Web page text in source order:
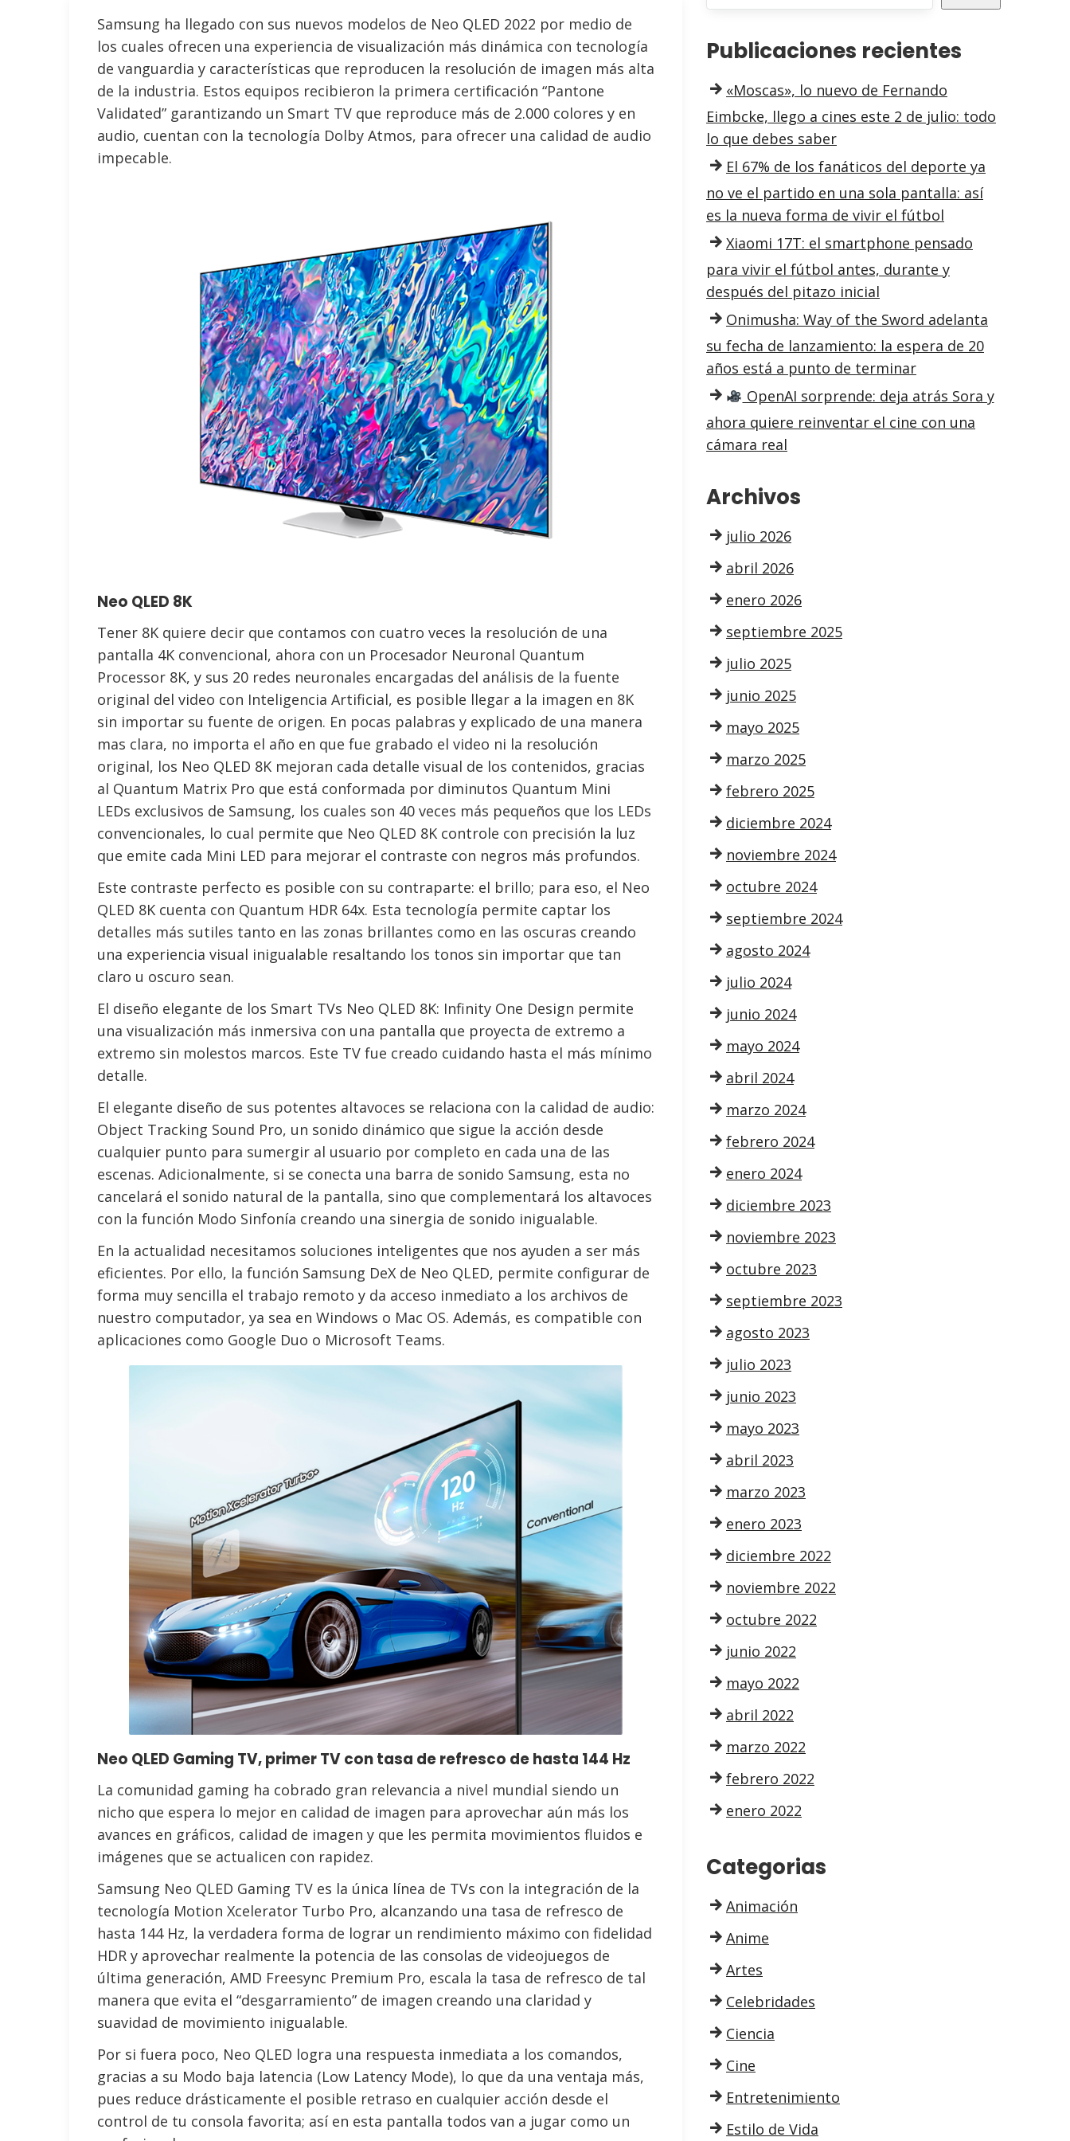
Samsung ha llegado con sus nuevos modelos de Neo QLED 2022 por medio de
los cuales ofrecen una experiencia de visualización más dinámica con tecnología
de vanguardia y características que reproducen la resolución de imagen más alta
de la industria. Estos equipos recibieron la primera certificación “Pantone
Validated” garantizando un Smart TV que reproduce más de 2.000 colores y en
audio, cuentan con la tecnología Dolby Atmos, para ofrecer una calidad de audio
impecable.
Neo QLED 8K
Tener 8K quiere decir que contamos con cuatro veces la resolución de una
pantalla 4K convencional, ahora con un Procesador Neuronal Quantum
Processor 8K, y sus 20 redes neuronales encargadas del análisis de la fuente
original del video con Inteligencia Artificial, es posible llegar a la imagen en 8K
sin importar su fuente de origen. En pocas palabras y explicado de una manera
mas clara, no importa el año en que fue grabado el video ni la resolución
original, los Neo QLED 8K mejoran cada detalle visual de los contenidos, gracias
al Quantum Matrix Pro que está conformada por diminutos Quantum Mini
LEDs exclusivos de Samsung, los cuales son 40 veces más pequeños que los LEDs
convencionales, lo cual permite que Neo QLED 8K controle con precisión la luz
que emite cada Mini LED para mejorar el contraste con negros más profundos.
Este contraste perfecto es posible con su contraparte: el brillo; para eso, el Neo
QLED 8K cuenta con Quantum HDR 64x. Esta tecnología permite captar los
detalles más sutiles tanto en las zonas brillantes como en las oscuras creando
una experiencia visual inigualable resaltando los tonos sin importar que tan
claro u oscuro sean.
El diseño elegante de los Smart TVs Neo QLED 8K: Infinity One Design permite
una visualización más inmersiva con una pantalla que proyecta de extremo a
extremo sin molestos marcos. Este TV fue creado cuidando hasta el más mínimo
detalle.
El elegante diseño de sus potentes altavoces se relaciona con la calidad de audio:
Object Tracking Sound Pro, un sonido dinámico que sigue la acción desde
cualquier punto para sumergir al usuario por completo en cada una de las
escenas. Adicionalmente, si se conecta una barra de sonido Samsung, esta no
cancelará el sonido natural de la pantalla, sino que complementará los altavoces
con la función Modo Sinfonía creando una sinergia de sonido inigualable.
En la actualidad necesitamos soluciones inteligentes que nos ayuden a ser más
eficientes. Por ello, la función Samsung DeX de Neo QLED, permite configurar de
forma muy sencilla el trabajo remoto y da acceso inmediato a los archivos de
nuestro computador, ya sea en Windows o Mac OS. Además, es compatible con
aplicaciones como Google Duo o Microsoft Teams.
Neo QLED Gaming TV, primer TV con tasa de refresco de hasta 144 Hz
La comunidad gaming ha cobrado gran relevancia a nivel mundial siendo un
nicho que espera lo mejor en calidad de imagen para aprovechar aún más los
avances en gráficos, calidad de imagen y que les permita movimientos fluidos e
imágenes que se actualicen con rapidez.
Samsung Neo QLED Gaming TV es la única línea de TVs con la integración de la
tecnología Motion Xcelerator Turbo Pro, alcanzando una tasa de refresco de
hasta 144 Hz, la verdadera forma de lograr un rendimiento máximo con fidelidad
HDR y aprovechar realmente la potencia de las consolas de videojuegos de
última generación, AMD Freesync Premium Pro, escala la tasa de refresco de tal
manera que evita el “desgarramiento” de imagen creando una claridad y
suavidad de movimiento inigualable.
Por si fuera poco, Neo QLED logra una respuesta inmediata a los comandos,
gracias a su Modo baja latencia (Low Latency Mode), lo que da una ventaja más,
pues reduce drásticamente el posible retraso en cualquier acción desde el
control de tu consola favorita; así en esta pantalla todos van a jugar como un
Publicaciones recientes
«Moscas», lo nuevo de Fernando
Eimbcke, llego a cines este 2 de julio: todo
lo que debes saber
El 67% de los fanáticos del deporte ya
no ve el partido en una sola pantalla: así
es la nueva forma de vivir el fútbol
Xiaomi 17T: el smartphone pensado
para vivir el fútbol antes, durante y
después del pitazo inicial
Onimusha: Way of the Sword adelanta
su fecha de lanzamiento: la espera de 20
años está a punto de terminar
OpenAI sorprende: deja atrás Sora y
ahora quiere reinventar el cine con una
cámara real
Archivos
julio 2026
abril 2026
enero 2026
septiembre 2025
julio 2025
junio 2025
mayo 2025
marzo 2025
febrero 2025
diciembre 2024
noviembre 2024
octubre 2024
septiembre 2024
agosto 2024
julio 2024
junio 2024
mayo 2024
abril 2024
marzo 2024
febrero 2024
enero 2024
diciembre 2023
noviembre 2023
octubre 2023
septiembre 2023
agosto 2023
julio 2023
junio 2023
mayo 2023
abril 2023
marzo 2023
enero 2023
diciembre 2022
noviembre 2022
octubre 2022
junio 2022
mayo 2022
abril 2022
marzo 2022
febrero 2022
enero 2022
Categorias
Animación
Anime
Artes
Celebridades
Ciencia
Cine
Entretenimiento
Estilo de Vida